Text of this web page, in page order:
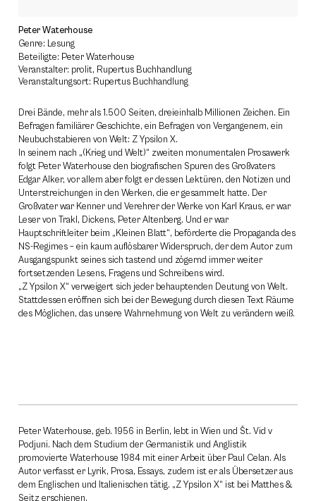
Peter Waterhouse
Genre: Lesung
Beteiligte: Peter Waterhouse
Veranstalter: prolit, Rupertus Buchhandlung
Veranstaltungsort: Rupertus Buchhandlung
Drei Bände, mehr als 1.500 Seiten, dreieinhalb Millionen Zeichen. Ein
Befragen familiärer Geschichte, ein Befragen von Vergangenem, ein
Neubuchstabieren von Welt: Z Ypsilon X.
In seinem nach „(Krieg und Welt)“ zweiten monumentalen Prosawerk
folgt Peter Waterhouse den biografischen Spuren des Großvaters
Edgar Alker, vor allem aber folgt er dessen Lektüren, den Notizen und
Unterstreichungen in den Werken, die er gesammelt hatte. Der
Großvater war Kenner und Verehrer der Werke von Karl Kraus, er war
Leser von Trakl, Dickens, Peter Altenberg. Und er war
Hauptschriftleiter beim „Kleinen Blatt“, beförderte die Propaganda des
NS-Regimes – ein kaum auflösbarer Widerspruch, der dem Autor zum
Ausgangspunkt seines sich tastend und zögernd immer weiter
fortsetzenden Lesens, Fragens und Schreibens wird.
„Z Ypsilon X“ verweigert sich jeder behauptenden Deutung von Welt.
Stattdessen eröffnen sich bei der Bewegung durch diesen Text Räume
des Möglichen, das unsere Wahrnehmung von Welt zu verändern weiß.
Peter Waterhouse, geb. 1956 in Berlin, lebt in Wien und Št. Vid v
Podjuni. Nach dem Studium der Germanistik und Anglistik
promovierte Waterhouse 1984 mit einer Arbeit über Paul Celan. Als
Autor verfasst er Lyrik, Prosa, Essays, zudem ist er als Übersetzer aus
dem Englischen und Italienischen tätig. „Z Ypsilon X“ ist bei Matthes &
Seitz erschienen.